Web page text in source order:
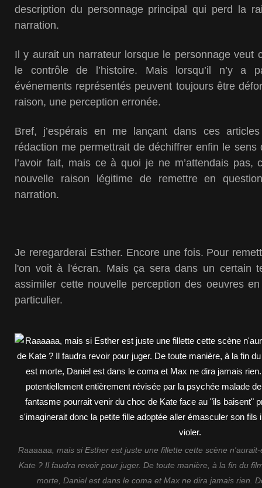
description du personnage principal qui perd la
narration.
Il y aurait un narrateur lorsque le personnage veut
le contrôle de l’histoire. Mais lorsqu’il n’y a
événements représentés peuvent toujours être
raison, une perception erronée.
Bref, j’espérais en me lançant dans ces
rédaction me permettrait de déchiffrer enfin le
l’avoir fait, mais ce à quoi je ne m’attendais pas,
nouvelle raison légitime de remettre en
narration.
Je reregarderai Esther. Encore une fois. Pour
l'on voit à l'écran. Mais ça sera dans un certain
assimiler cette nouvelle perception des oeuvres
particulier.
Raaaaaa, mais si Esther est juste une fillette cette scène
Kate ? Il faudra revoir pour juger. De toute manière, à la fin du
morte, Daniel est dans le coma et Max ne dira jamais rien.